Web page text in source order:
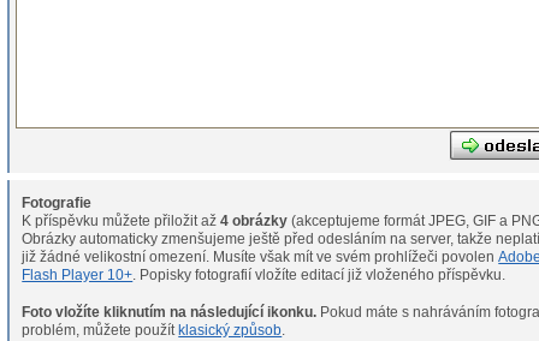
Fotografie
K příspěvku můžete přiložit až4 obrázky (akceptujeme formát JPEG, GIF a
Obrázky automaticky zmenšujeme ještě před odesláním na server, takže
již žádné velikostní omezení. Musíte však mít ve svém prohlížeči povolen
Flash Player 10+ . Popisky fotografií vložíte editací již vloženého příspěvku.
Foto vložíte kliknutím na následující ikonku.
problém, můžete použít klasický způsob.